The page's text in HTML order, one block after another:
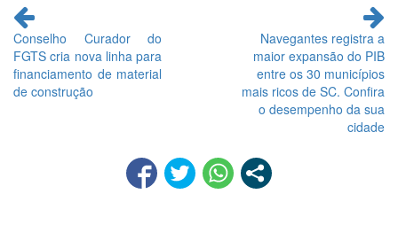
Continue
lendo
Conselho Curador do
FGTS cria nova linha para
financiamento de material
de construção
Navegantes registra a
maior expansão do PIB
entre os 30 municípios
mais ricos de SC. Confira
o desempenho da sua
cidade